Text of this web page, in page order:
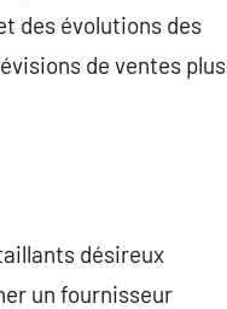
des évolutions des
de ventes plus
désireux
un fournisseur